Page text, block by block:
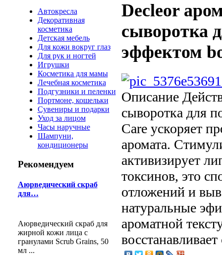
Автокресла
Декоративная
косметика
Детская мебель
Для кожи вокруг глаз
Для рук и ногтей
Игрушки
Косметика для мамы
Лечебная косметика
Подгузники и пеленки
Портмоне, кошельки
Сувениры и подарки
Уход за лицом
Часы наручные
Шампуни,
кондиционеры
Рекомендуем
Аюрведический скраб
для…
Аюрведический скраб для
жирной кожи лица с
гранулами Scrub Grains, 50
мл ...
Decleor
сыворотка
эффектом
Описание
сыворотка для
Care ускоряет
аромата.
активизирует
токсинов, это
отложений и
натуральные
ароматной